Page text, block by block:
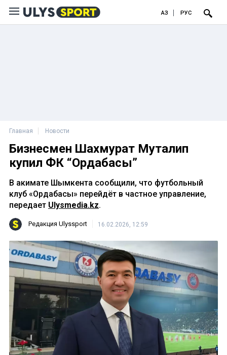
ҚАЗ РУС
Главная Новости
Бизнесмен Шахмурат Муталип
купил ФК “Ордабасы”
В акимате Шымкента сообщили, что футбольный
клуб «Ордабасы» перейдёт в частное управление,
передает Ulysmedia.kz.
Редакция Ulyssport 16.02.2026, 12:59